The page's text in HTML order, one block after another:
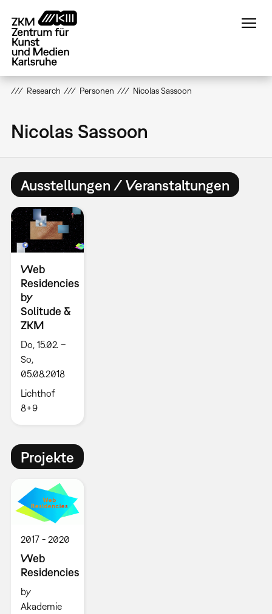
zum
Inhalt
Research Personen Nicolas Sassoon
Nicolas Sassoon
Ausstellungen / Veranstaltungen
Web
Residencies
by
Solitude &
ZKM
Do, 15.02. –
So,
05.08.2018
Lichthof
8+9
Projekte
2017 2020
Web
Residencies
by
Akademie